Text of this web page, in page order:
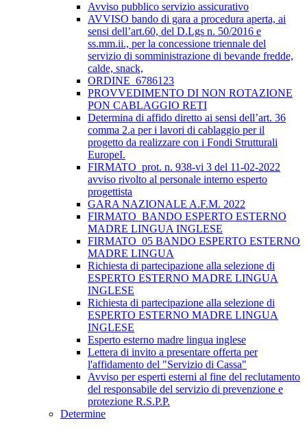
Avviso pubblico servizio assicurativo
AVVISO bando di gara a procedura aperta, ai
sensi dell’art.60, del D.Lgs n. 50/2016 e
ss.mm.ii., per la concessione triennale del
servizio di somministrazione di bevande fredde,
calde, snack,
ORDINE_6786123
PROVVEDIMENTO DI NON ROTAZIONE
PON CABLAGGIO RETI
Determina di affido diretto ai sensi dell’art. 36
comma 2.a per i lavori di cablaggio per il
progetto da realizzare con i Fondi Strutturali
EuropeI.
FIRMATO_prot. n. 938-vi 3 del 11-02-2022
avviso rivolto al personale interno esperto
progettista
GARA NAZIONALE A.F.M. 2022
FIRMATO_BANDO ESPERTO ESTERNO
MADRE LINGUA INGLESE
FIRMATO_05 BANDO ESPERTO ESTERNO
MADRE LINGUA
Richiesta di partecipazione alla selezione di
ESPERTO ESTERNO MADRE LINGUA
INGLESE
Richiesta di partecipazione alla selezione di
ESPERTO ESTERNO MADRE LINGUA
INGLESE
Esperto esterno madre lingua inglese
Lettera di invito a presentare offerta per
l'affidamento del "Servizio di Cassa"
Avviso per esperti esterni al fine del reclutamento
del responsabile del servizio di prevenzione e
protezione R.S.P.P.
Determine